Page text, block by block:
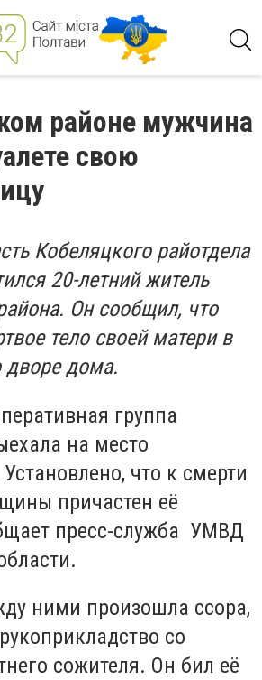
районе мужчина
свою
Кобеляцкого райотдела
20-летний житель
Он сообщил, что
тело своей матери в
дворе дома.
группа
на место
что к смерти
причастен её
пресс-служба УМВД
ними произошла ссора,
со
сожителя. Он бил её